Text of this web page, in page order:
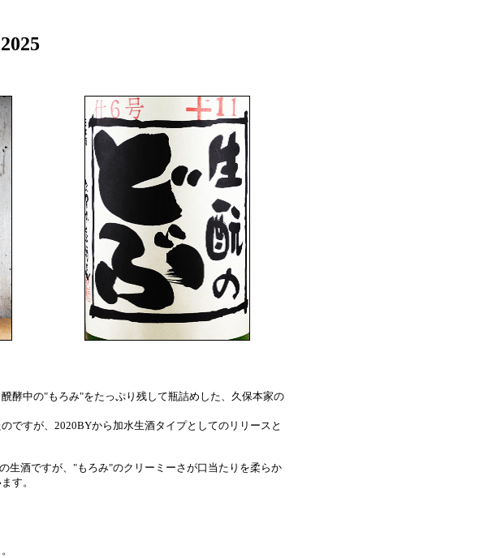
酵中の"もろみ"をたっぷり残して瓶詰めした、久保本家の
ですが、2020BYから加水生酒タイプとしてのリリースと
生酒ですが、"もろみ"のクリーミーさが口当たりを柔らか
す。